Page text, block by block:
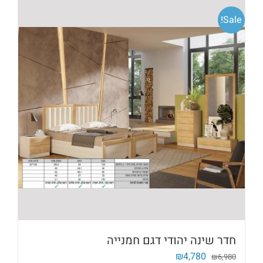
Sale!
חדר שינה יהודי דגם חמנייה
₪6,980
המחיר₪4,780